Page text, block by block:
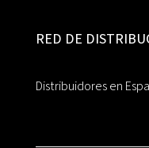
RED DE
Distribuidores en